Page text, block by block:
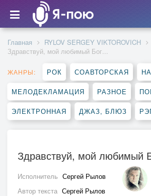
Главная RYLOV SERGEY VIKTOROVICH
Здравствуй, мой любимый Бог...
ЖАНРЫ: РОК СОАВТОРСКАЯ
МЕЛОДЕКЛАМАЦИЯ РАЗНОЕ
ЭЛЕКТРОННАЯ ДЖАЗ, БЛЮЗ
Здравствуй, мой любимый
Исполнитель Сергей Рылов
Автор текста Сергей Рылов